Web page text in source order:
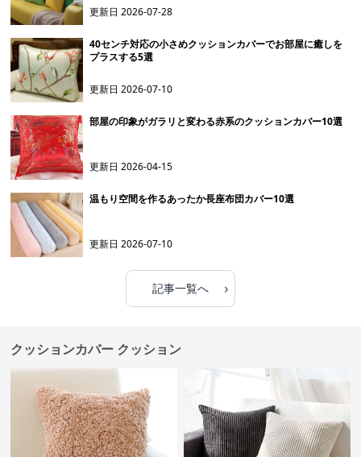
更新日2026-07-28
40センチ対応の小さめクッションカバーでお部屋に癒しを
プラスする5選
更新日2026-07-10
部屋の印象がガラリと変わる赤系のクッションカバー10選
更新日2026-04-15
温もり空間を作るあったか長座布団カバー10選
更新日2026-07-10
記事一覧へ ›
クッションカバー クッション